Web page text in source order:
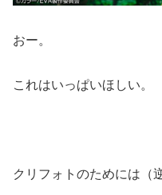
おー。
これはいっぱいほしい。
クリフォトのためには（